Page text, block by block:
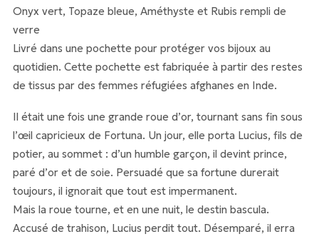
Onyx vert, Topaze bleue, Améthyste et Rubis rempli de
verre
Livré dans une pochette pour protéger vos bijoux au
quotidien. Cette pochette est fabriquée à partir des restes
de tissus par des femmes réfugiées afghanes en Inde.
Il était une fois une grande roue d’or, tournant sans fin sous
l’œil capricieux de Fortuna. Un jour, elle porta Lucius, fils de
potier, au sommet : d’un humble garçon, il devint prince,
paré d’or et de soie. Persuadé que sa fortune durerait
toujours, il ignorait que tout est impermanent.
Mais la roue tourne, et en une nuit, le destin bascula.
Accusé de trahison, Lucius perdit tout. Désemparé, il erra